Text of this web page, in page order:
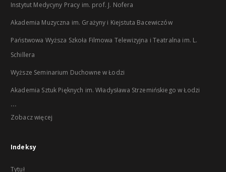
Instytut Medycyny Pracy im. prof. J. Nofera
Akademia Muzyczna im. Grażyny i Kiejstuta Bacewiczów
Państwowa Wyższa Szkoła Filmowa Telewizyjna i Teatralna im. L.
Schillera
Wyższe Seminarium Duchowne w Łodzi
Akademia Sztuk Pięknych im. Władysława Strzemińskiego w Łodzi
...
Zobacz więcej
Indeksy
Tytuł